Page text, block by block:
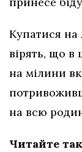
Купатися на
вірять, що в
на мілини
на всю
Читайте